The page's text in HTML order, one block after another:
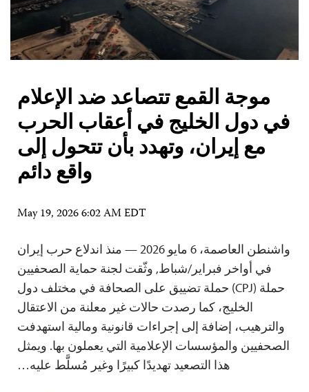
موجة القمع تتصاعد ضد الإعلام
في دول الخليج في أعقاب الحرب
مع إيران، وتهدد بأن تتحول إلى
واقع دائم
May 19, 2026 6:02 AM EDT
واشنطن العاصمة، 6 مايو 2026 — منذ اندلاع حرب إيران
في أواخر فبراير/شباط, وثّقت لجنة حماية الصحفيين
حملة (CPJ) حملة تضييق على الصحافة في مختلف دول
الخليج، كما رصدت حالات غير معلنة من الاعتقال
والترهيب، إضافة إلى إجراءات قانونية ومالية استهدفت
الصحفيين والمؤسسات الإعلامية التي يعملون بها. ويمثل
هذا التصعيد تهديدًا كبيرًا وغير مُسلَّط عليه…